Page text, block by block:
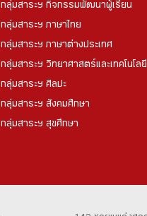
กลุ่มสาระฯ กิจกรรมพัฒนาผู้เรียน
กลุ่มสาระฯ ภาษาไทย
กลุ่มสาระฯ ภาษาต่างประเทศ
กลุ่มสาระฯ วิทยาศาสตร์และเทคโนโลยี
กลุ่มสาระฯ ศิลปะ
กลุ่มสาระฯ สังคมศึกษา
กลุ่มสาระฯ สุขศึกษา